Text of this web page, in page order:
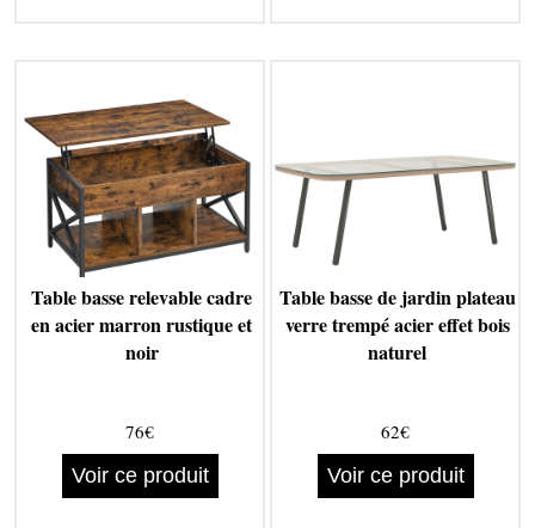
Table basse relevable cadre
en acier marron rustique et
noir
76€
Voir ce produit
Table basse de jardin plateau
verre trempé acier effet bois
naturel
62€
Voir ce produit